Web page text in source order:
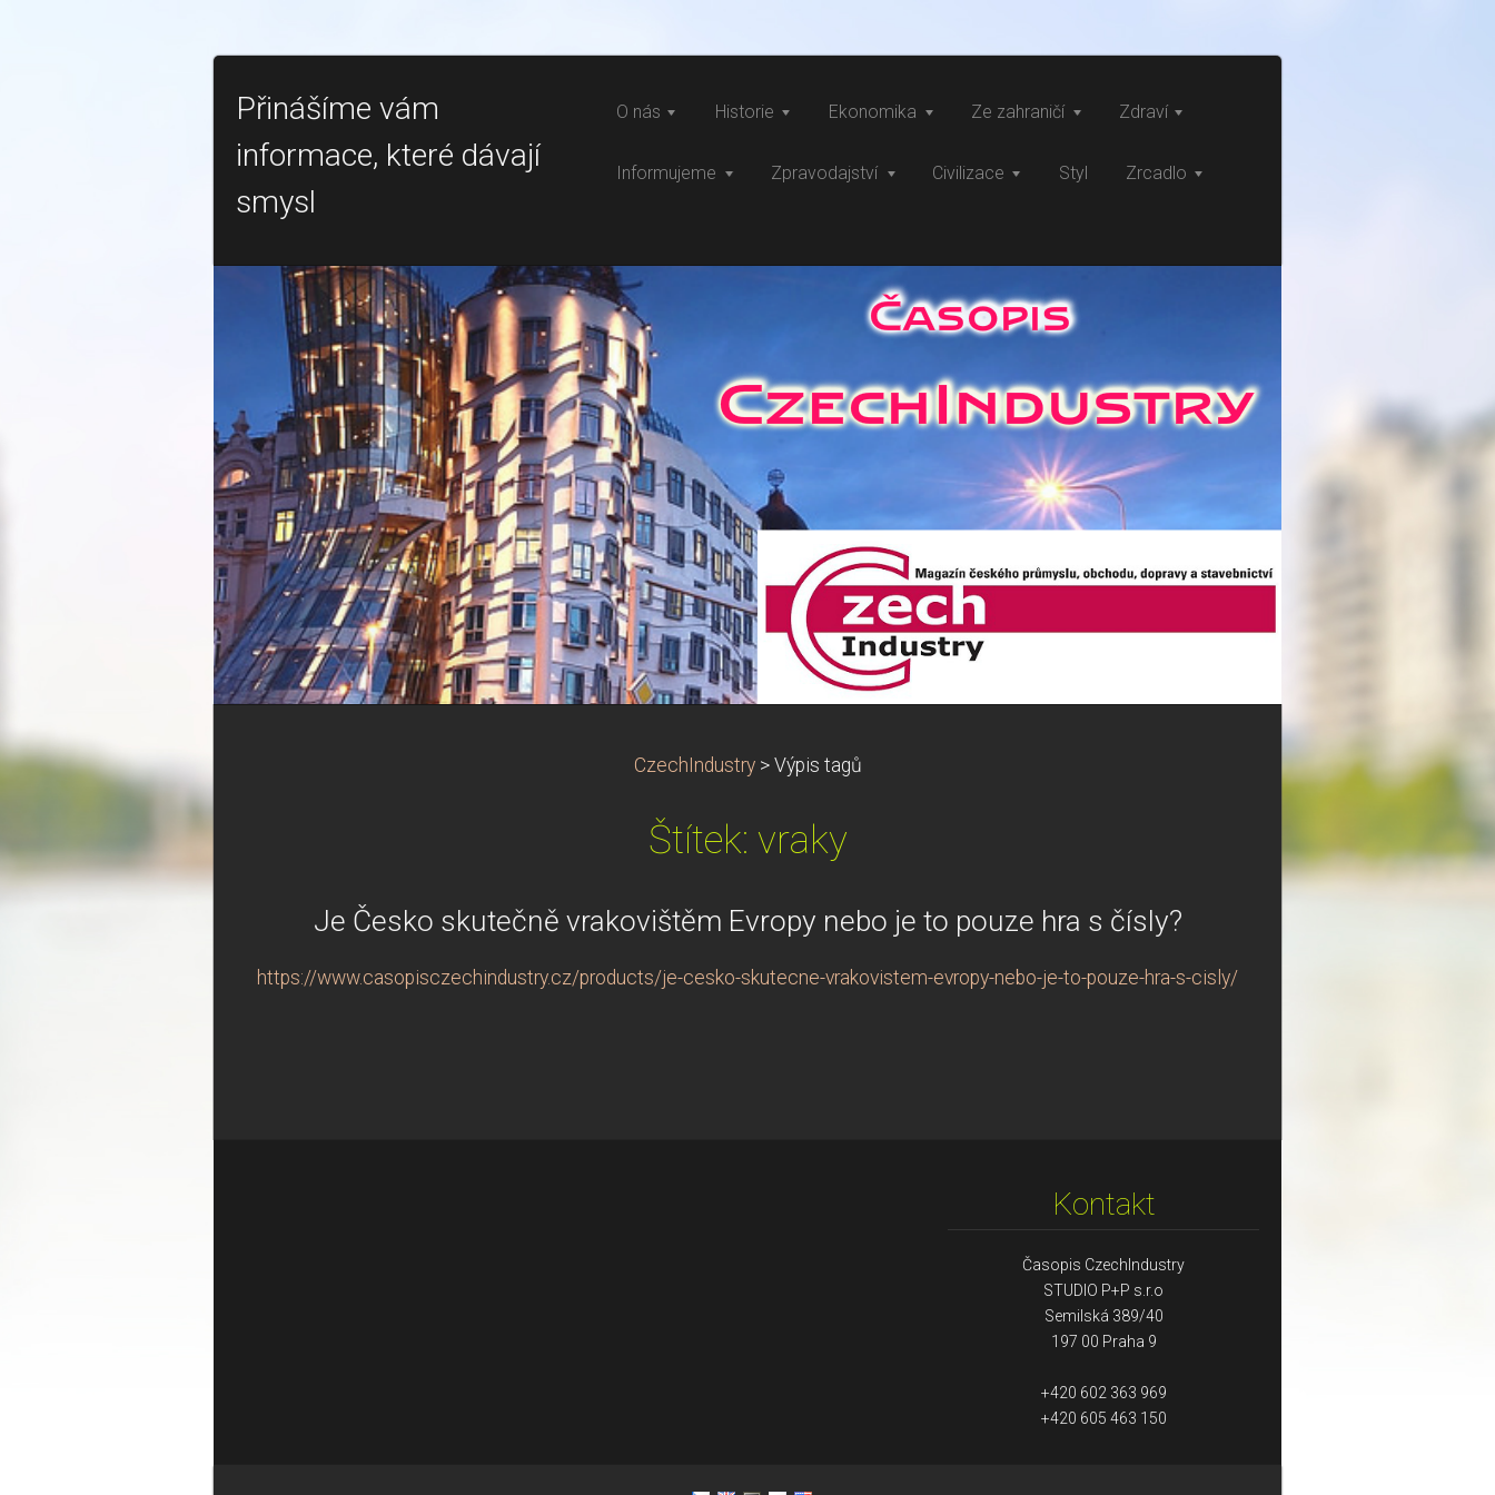
Přinášíme vám
informace, které dávají
smysl
O nás Historie Ekonomika Ze zahraničí Zdraví
Informujeme Zpravodajství Civilizace Styl Zrcadlo
CzechIndustry > Výpis tagů
Štítek: vraky
Je Česko skutečně vrakovištěm Evropy nebo je to pouze hra s čísly?
https://www.casopisczechindustry.cz/products/je-cesko-skutecne-vrakovistem-evropy-nebo-je-to-pouze-hra-s-cisly/
Kontakt
Časopis CzechIndustry
STUDIO P+P s.r.o
Semilská 389/40
197 00 Praha 9
+420 602 363 969
+420 605 463 150